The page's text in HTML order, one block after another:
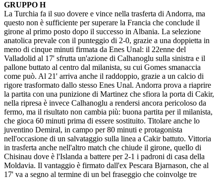
GRUPPO H
La Turchia fa il suo dovere e vince nella trasferta di Andorra, ma
questo non è sufficiente per superare la Francia che conclude il
girone al primo posto dopo il successo in Albania. La selezione
anatolica prevale con il punteggio di 2-0, grazie a una doppietta in
meno di cinque minuti firmata da Enes Unal: il 22enne del
Valladolid al 17' sfrutta un'azione di Calhanoglu sulla sinistra e il
pallone buttato al centro dal milanista, su cui Gomes smanaccia
come può. Al 21' arriva anche il raddoppio, grazie a un calcio di
rigore trasformato dallo stesso Enes Unal. Andorra prova a riaprire
la partita con una punizione di Martinez che sfiora la porta di Cakir,
nella ripresa è invece Calhanoglu a rendersi ancora pericoloso da
fermo, ma il risultato non cambia più: buona partita per il milanista,
che gioca 60 minuti prima di essere sostituito. Titolare anche lo
juventino Demiral, in campo per 80 minuti e protagonista
nell'occasione di un salvataggio sulla linea a Cakir battuto. Vittoria
in trasferta anche nell'altro match che chiude il girone, quello di
Chisinau dove è l'Islanda a battere per 2-1 i padroni di casa della
Moldavia. Il vantaggio è firmato dall'ex Pescara Bjarnason, che al
17' va a segno al termine di un bel fraseggio che coinvolge tre